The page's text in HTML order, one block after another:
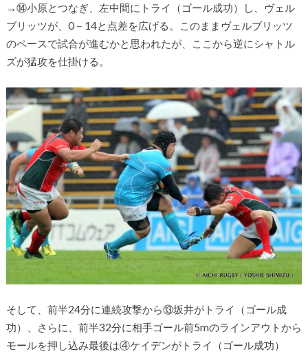
→⑭小原とつなぎ、左中間にトライ（ゴール成功）し、ヴェル
ブリッツが、0－14と点差を広げる。このままヴェルブリッツ
のペースで試合が進むかと思われたが、ここから逆にシャトル
ズが猛攻を仕掛ける。
そして、前半24分に連続攻撃から⑬坂井がトライ（ゴール成
功）、さらに、前半32分に相手ゴール前5mのラインアウトから
モールを押し込み最後は④ケイデンがトライ（ゴール成功）